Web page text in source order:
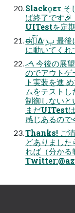
Slackϙετ そ
ば終了です🎉
UITestを定
ಈ࡞͍ͯ͠Δ༷ࢠ 最後に動作している様子（実機） 毎日元気
に動いてくれ
ࠓޙ 今後の展望 - 現状はまだ全画面を網羅できてない
のでアウト
ト実装を進
ムをテスト
制御しないと
まだUITest
感じあるので
Thanks! ご清
どありまし
れば（分かる